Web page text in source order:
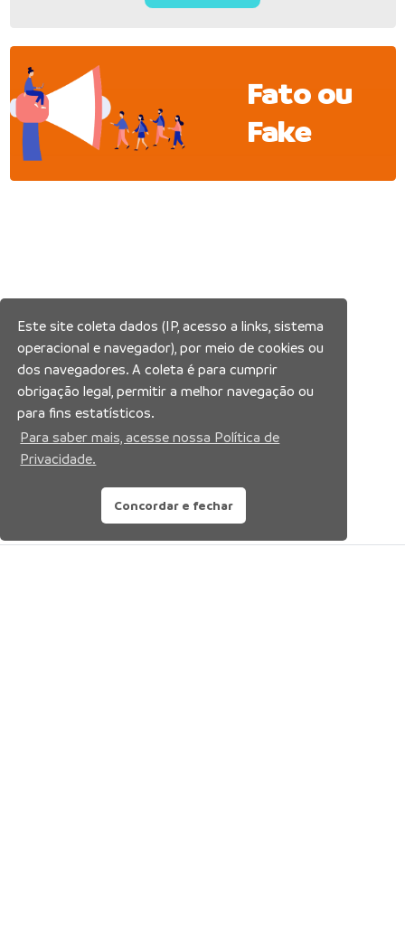
Fato ou
Fake
Este site coleta dados (IP, acesso a links, sistema
operacional e navegador), por meio de cookies ou
dos navegadores. A coleta é para cumprir
obrigação legal, permitir a melhor navegação ou
para fins estatísticos.
Para saber mais, acesse nossa Política de
Privacidade.
Concordar e fechar